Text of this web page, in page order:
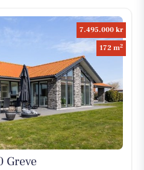
7.495.000 kr
172 m2
Greve